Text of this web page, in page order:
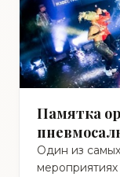
Памятка
Один из